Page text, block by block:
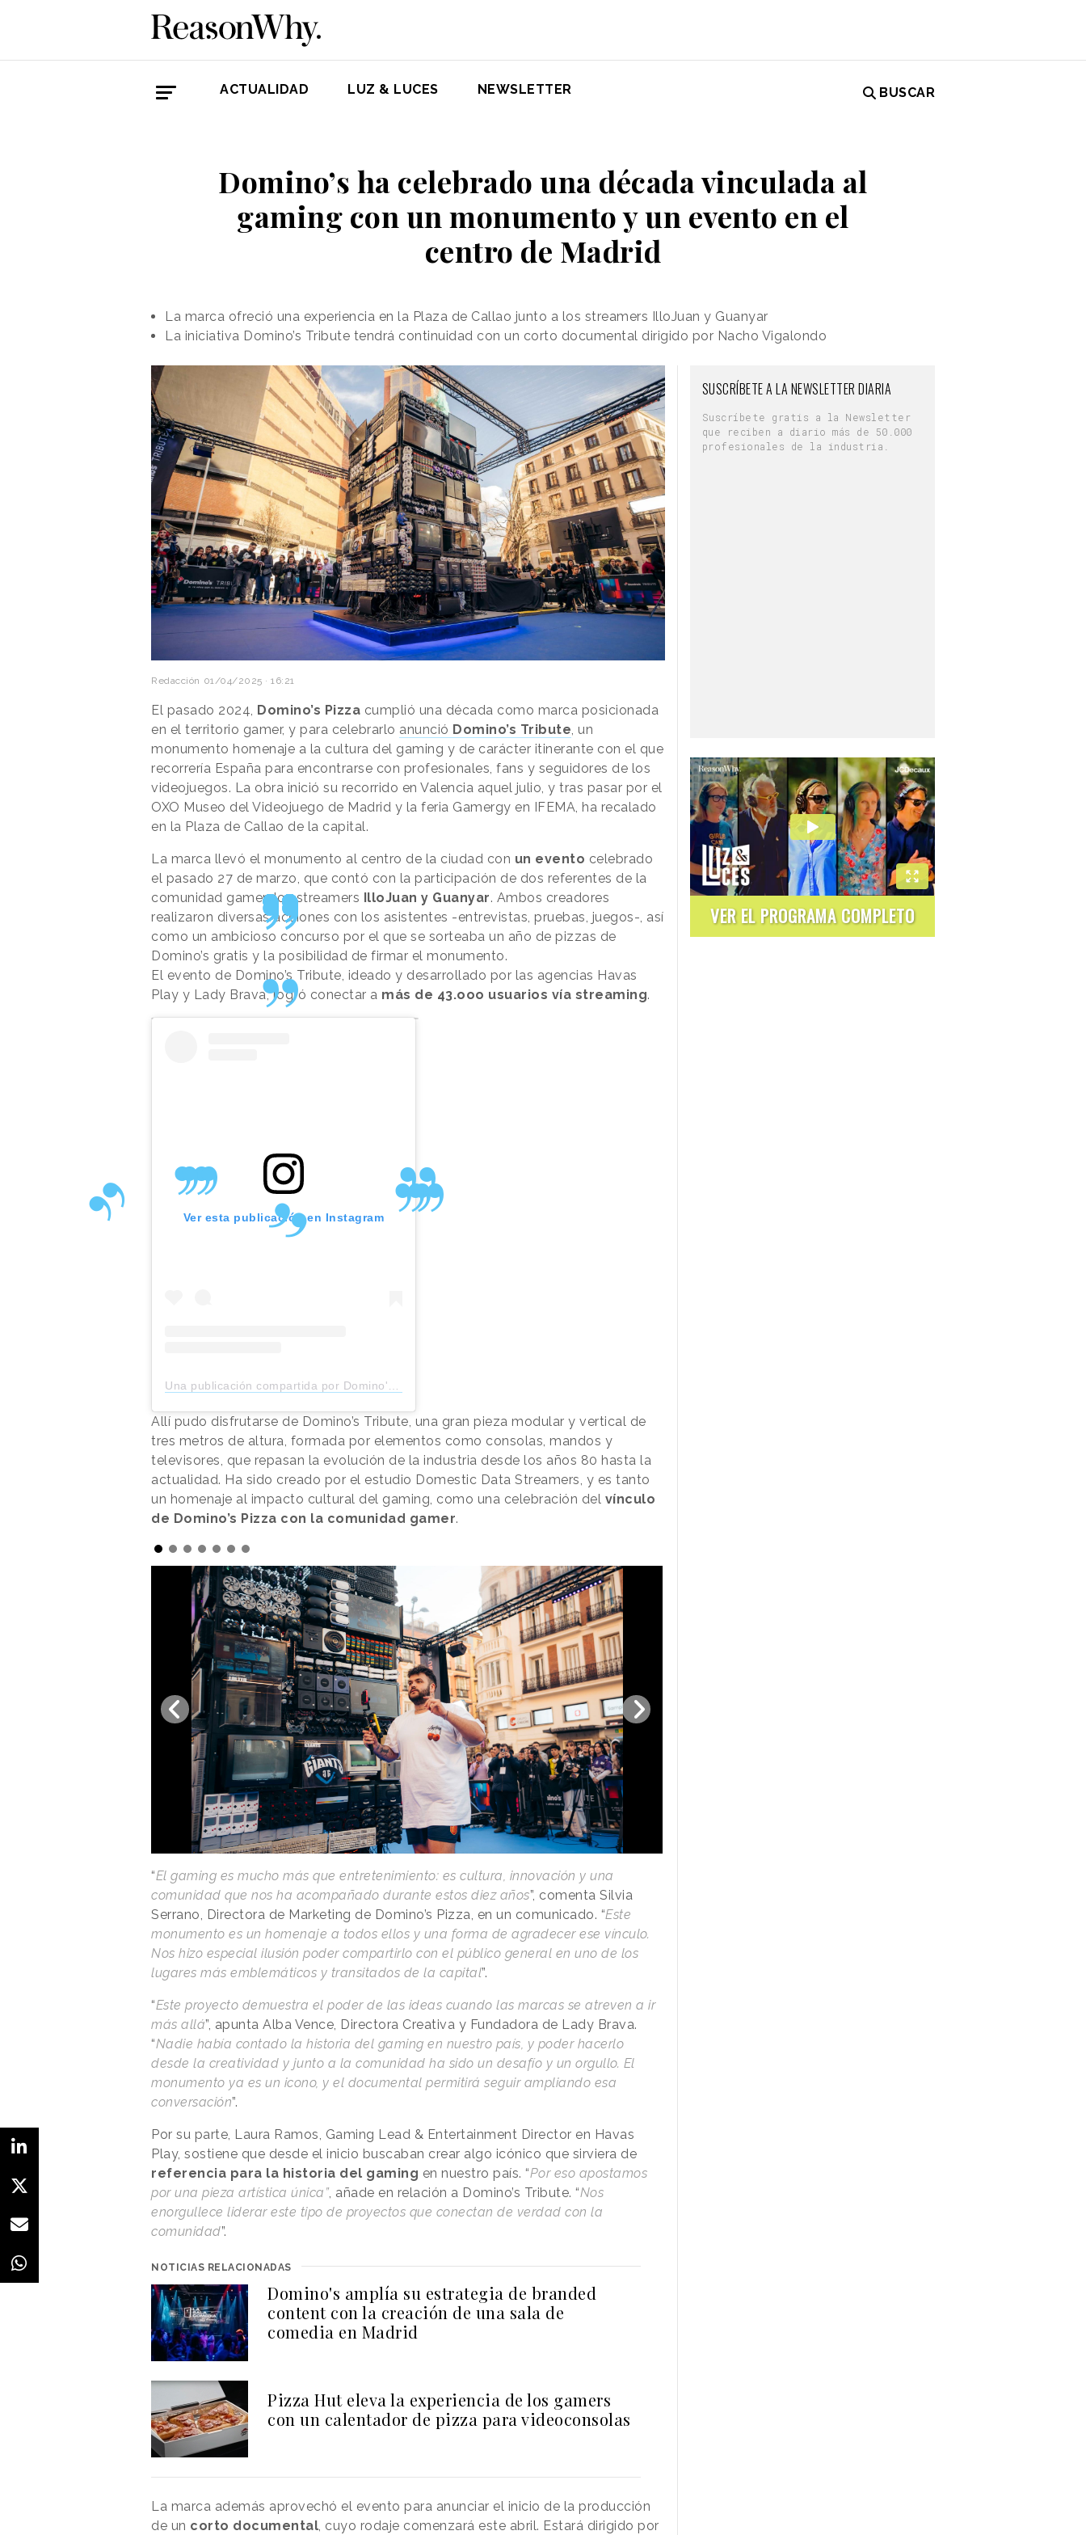
ACTUALIDAD LUZ & LUCES NEWSLETTER BUSCAR
Domino’s ha celebrado una década vinculada al
gaming con un monumento y un evento en el
centro de Madrid
La marca ofreció una experiencia en la Plaza de Callao junto a los streamers IlloJuan y Guanyar
La iniciativa Domino’s Tribute tendrá continuidad con un corto documental dirigido por Nacho Vigalondo
Redacción 01/04/2025 · 16:21
El pasado 2024, Domino’s Pizza cumplió una década como marca posicionada
en el territorio gamer, y para celebrarlo anunció Domino’s Tribute, un
monumento homenaje a la cultura del gaming y de carácter itinerante con el que
recorrería España para encontrarse con profesionales, fans y seguidores de los
videojuegos. La obra inició su recorrido en Valencia aquel julio, y tras pasar por el
OXO Museo del Videojuego de Madrid y la feria Gamergy en IFEMA, ha recalado
en la Plaza de Callao de la capital.
La marca llevó el monumento al centro de la ciudad con un evento celebrado
el pasado 27 de marzo, que contó con la participación de dos referentes de la
comunidad gamer: los streamers IlloJuan y Guanyar. Ambos creadores
realizaron diversas acciones con los asistentes -entrevistas, pruebas, juegos-, así
como un ambicioso concurso por el que se sorteaba un año de pizzas de
Domino’s gratis y la posibilidad de firmar el monumento.
El evento de Domino’s Tribute, ideado y desarrollado por las agencias Havas
Play y Lady Brava, logró conectar a más de 43.ooo usuarios vía streaming.
Ver esta publicación en Instagram
Una publicación compartida por Domino's Pizza España (@dominospizza_es)
Allí pudo disfrutarse de Domino’s Tribute, una gran pieza modular y vertical de
tres metros de altura, formada por elementos como consolas, mandos y
televisores, que repasan la evolución de la industria desde los años 80 hasta la
actualidad. Ha sido creado por el estudio Domestic Data Streamers, y es tanto
un homenaje al impacto cultural del gaming, como una celebración del vínculo
de Domino’s Pizza con la comunidad gamer.
“El gaming es mucho más que entretenimiento: es cultura, innovación y una
comunidad que nos ha acompañado durante estos diez años”, comenta Silvia
Serrano, Directora de Marketing de Domino’s Pizza, en un comunicado. “Este
monumento es un homenaje a todos ellos y una forma de agradecer ese vínculo.
Nos hizo especial ilusión poder compartirlo con el público general en uno de los
lugares más emblemáticos y transitados de la capital”.
“Este proyecto demuestra el poder de las ideas cuando las marcas se atreven a ir
más allá”, apunta Alba Vence, Directora Creativa y Fundadora de Lady Brava.
“Nadie había contado la historia del gaming en nuestro país, y poder hacerlo
desde la creatividad y junto a la comunidad ha sido un desafío y un orgullo. El
monumento ya es un icono, y el documental permitirá seguir ampliando esa
conversación”.
Por su parte, Laura Ramos, Gaming Lead & Entertainment Director en Havas
Play, sostiene que desde el inicio buscaban crear algo icónico que sirviera de
referencia para la historia del gaming en nuestro país. “Por eso apostamos
por una pieza artística única”, añade en relación a Domino’s Tribute. “Nos
enorgullece liderar este tipo de proyectos que conectan de verdad con la
comunidad”.
NOTICIAS RELACIONADAS
Domino's amplía su estrategia de branded
content con la creación de una sala de
comedia en Madrid
Pizza Hut eleva la experiencia de los gamers
con un calentador de pizza para videoconsolas
La marca además aprovechó el evento para anunciar el inicio de la producción
de un corto documental, cuyo rodaje comenzará este abril. Estará dirigido por
SUSCRÍBETE A LA NEWSLETTER DIARIA
Suscríbete gratis a la Newsletter
que reciben a diario más de 50.000
profesionales de la industria.
VER EL PROGRAMA COMPLETO